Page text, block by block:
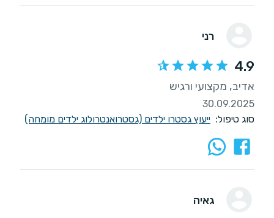
רני
4.9
אדיב, מקצועי ורגיש
30.09.2025
סוג טיפול: ייעוץ גסטרו ילדים (גסטרואנטרולוג ילדים מומחה)
גאיה